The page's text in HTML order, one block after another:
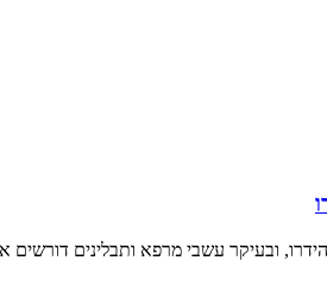
הידרו, ובעיקר עשבי מרפא ותבלינים